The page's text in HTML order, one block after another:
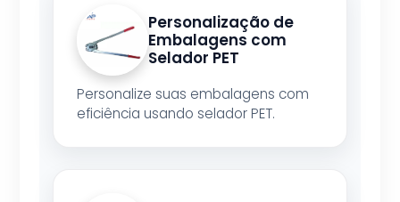
Personalização de
Embalagens com
Selador PET
Personalize suas embalagens com
eficiência usando selador PET.